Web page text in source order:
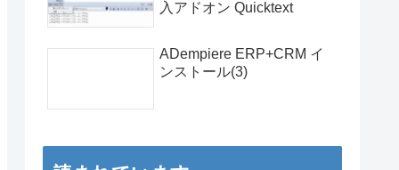
入アドオン Quicktext
ADempiere ERP+CRM イ
ンストール(3)